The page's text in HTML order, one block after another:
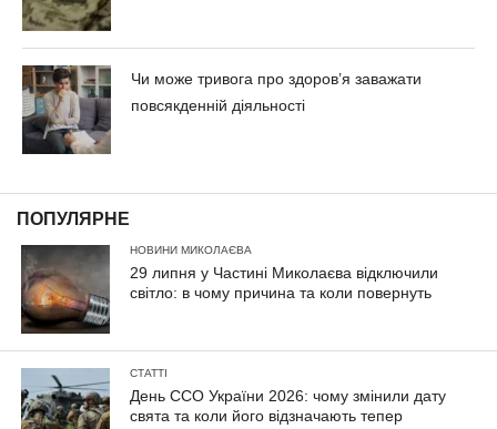
Чи може тривога про здоров’я заважати
повсякденній діяльності
ПОПУЛЯРНЕ
НОВИНИ МИКОЛАЄВА
29 липня у Частині Миколаєва відключили
світло: в чому причина та коли повернуть
СТАТТІ
День ССО України 2026: чому змінили дату
свята та коли його відзначають тепер